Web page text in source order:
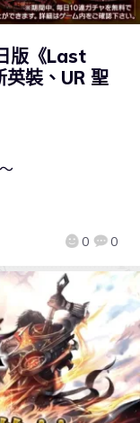
版《Last
裝、UR 聖
0 0